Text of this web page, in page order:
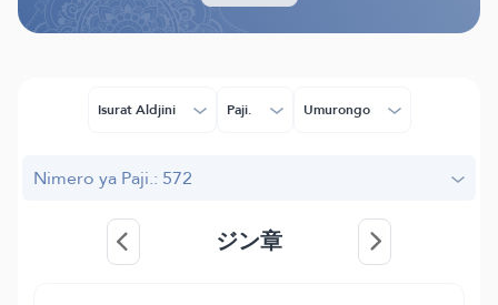
Isurat Aldjini Paji. Umurongo
Nimero ya Paji.: 572
ジン章